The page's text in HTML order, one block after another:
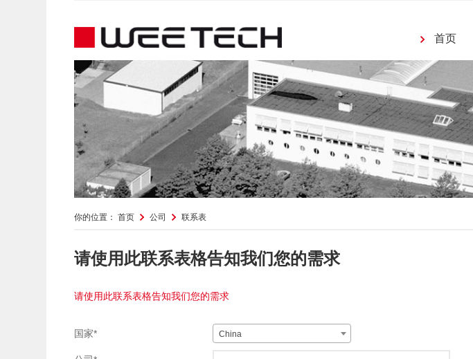
首页
你的位置：首页 公司 联系表
请使用此联系表格告知我们您的需求
请使用此联系表格告知我们您的需求
国家* China